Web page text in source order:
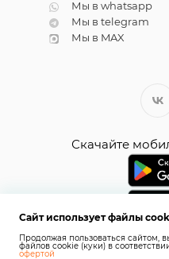
Мы в whatsapp
Мы в telegram
Мы в MAX
Скачайте
Сайт использует файлы
Продолжая пользоваться сайтом,
файлов cookie (куки) в
офертой